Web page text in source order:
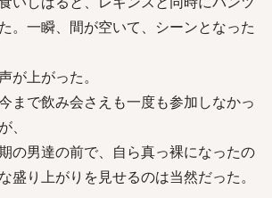
。一瞬、間が空いて、シーンとなった
が上がった。
まで飲み会さえも一度も参加しなかっ
、
の男達の前で、自ら真っ裸になったの
盛り上がりを見せるのは当然だった。